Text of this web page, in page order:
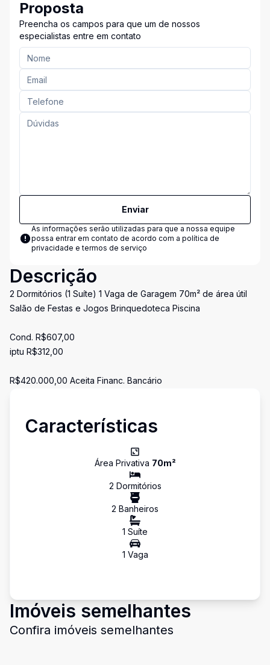
Proposta
Preencha os campos para que um de nossos
especialistas entre em contato
Enviar
As informações serão utilizadas para que a nossa equipe
possa entrar em contato de acordo com a política de
privacidade e termos de serviço
Descrição
2 Dormitórios (1 Suíte) 1 Vaga de Garagem 70m² de área útil
Salão de Festas e Jogos Brinquedoteca Piscina
Cond. R$607,00
iptu R$312,00
R$420.000,00 Aceita Financ. Bancário
Características
Área Privativa 70m²
2 Dormitórios
2 Banheiros
1 Suíte
1 Vaga
Imóveis semelhantes
Confira imóveis semelhantes